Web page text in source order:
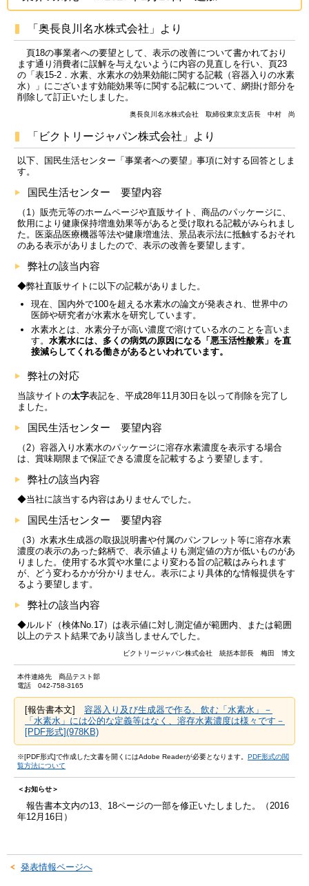
「奥長良川名水株式会社」より
頁18の事業者への要望として、表示の改善について書かれており
ます通り消費者に誤解を与えないように内容の見直しを行い、頁23
の「表15-2．水素、水素水の効果効能に関する記載（容器入りの水素
水）」にございます効能効果等に関する記載について、網掛け部分を
削除して訂正いたしました。
奥長良川名水株式会社 取締役東京支店長 中村 尚
「ビクトリージャパン株式会社」より
以下、国民生活センター「事業者への要望」事項に対する回答としま
す。
国民生活センター 要望内容
（1）販売元等のホームページや直販サイト、商品のパッケージに、
飲用により健康保持増進効果等があると受け取れる記載がみられまし
た。医薬品医療機器等法や健康増進法、景品表示法に抵触するおそれ
のある表示がありましたので、表示の改善を要望します。
弊社の該当内容
◆弊社直販サイトに以下の記載がありました。
現在、国内外で100を超える水素水の論文が発表され、世界中の
医師や研究者が水素水を研究しています。
水素水とは、水素分子が高い濃度で溶けている水のことを言いま
す。 水素水には、多くの病気の原因になる「悪玉活性酸素」を直
接減らしてくれる働きがあるといわれています。
弊社の対応
当該サイトの太字表記を、平成28年11月30日を以って削除を完了し
ました。
国民生活センター 要望内容
（2）容器入り水素水のパッケージに溶存水素濃度を表示する場合
は、賞味期限まで保証できる濃度を記載するよう要望します。
弊社の該当内容
◆当社に該当する内容はありませんでした。
国民生活センター 要望内容
（3）水素水生成器の取扱説明書や付属のパンフレット等に溶存水素
濃度の表示のあった銘柄で、表示値よりも測定値の方が低いものがあ
りました。使用する水質や水量により変わる旨の記載はみられます
が、どう変わるかが分かりません。表示により具体的な情報提供をす
るよう要望します。
弊社の該当内容
◆ルルド（検体No.17）は表示値に対し測定値が範囲内、または範囲
以上のテスト結果であり該当しませんでした。
ビクトリージャパン株式会社 統括本部長 梅田 博文
本件連絡先 商品テスト部
電話 042-758-3165
[報告書本文] 容器入り及び生成器で作る、飲む「水素水」－
「水素水」には公的な定義等はなく、溶存水素濃度は様々です－
[PDF形式](978KB)
※[PDF形式]で作成した文書を開くにはAdobe Readerが必要となります。 PDF形式の閲
覧方法について
＜お知らせ＞
報告書本文内の13、18ページの一部を修正いたしました。（2016
年12月16日）
発表情報ページへ